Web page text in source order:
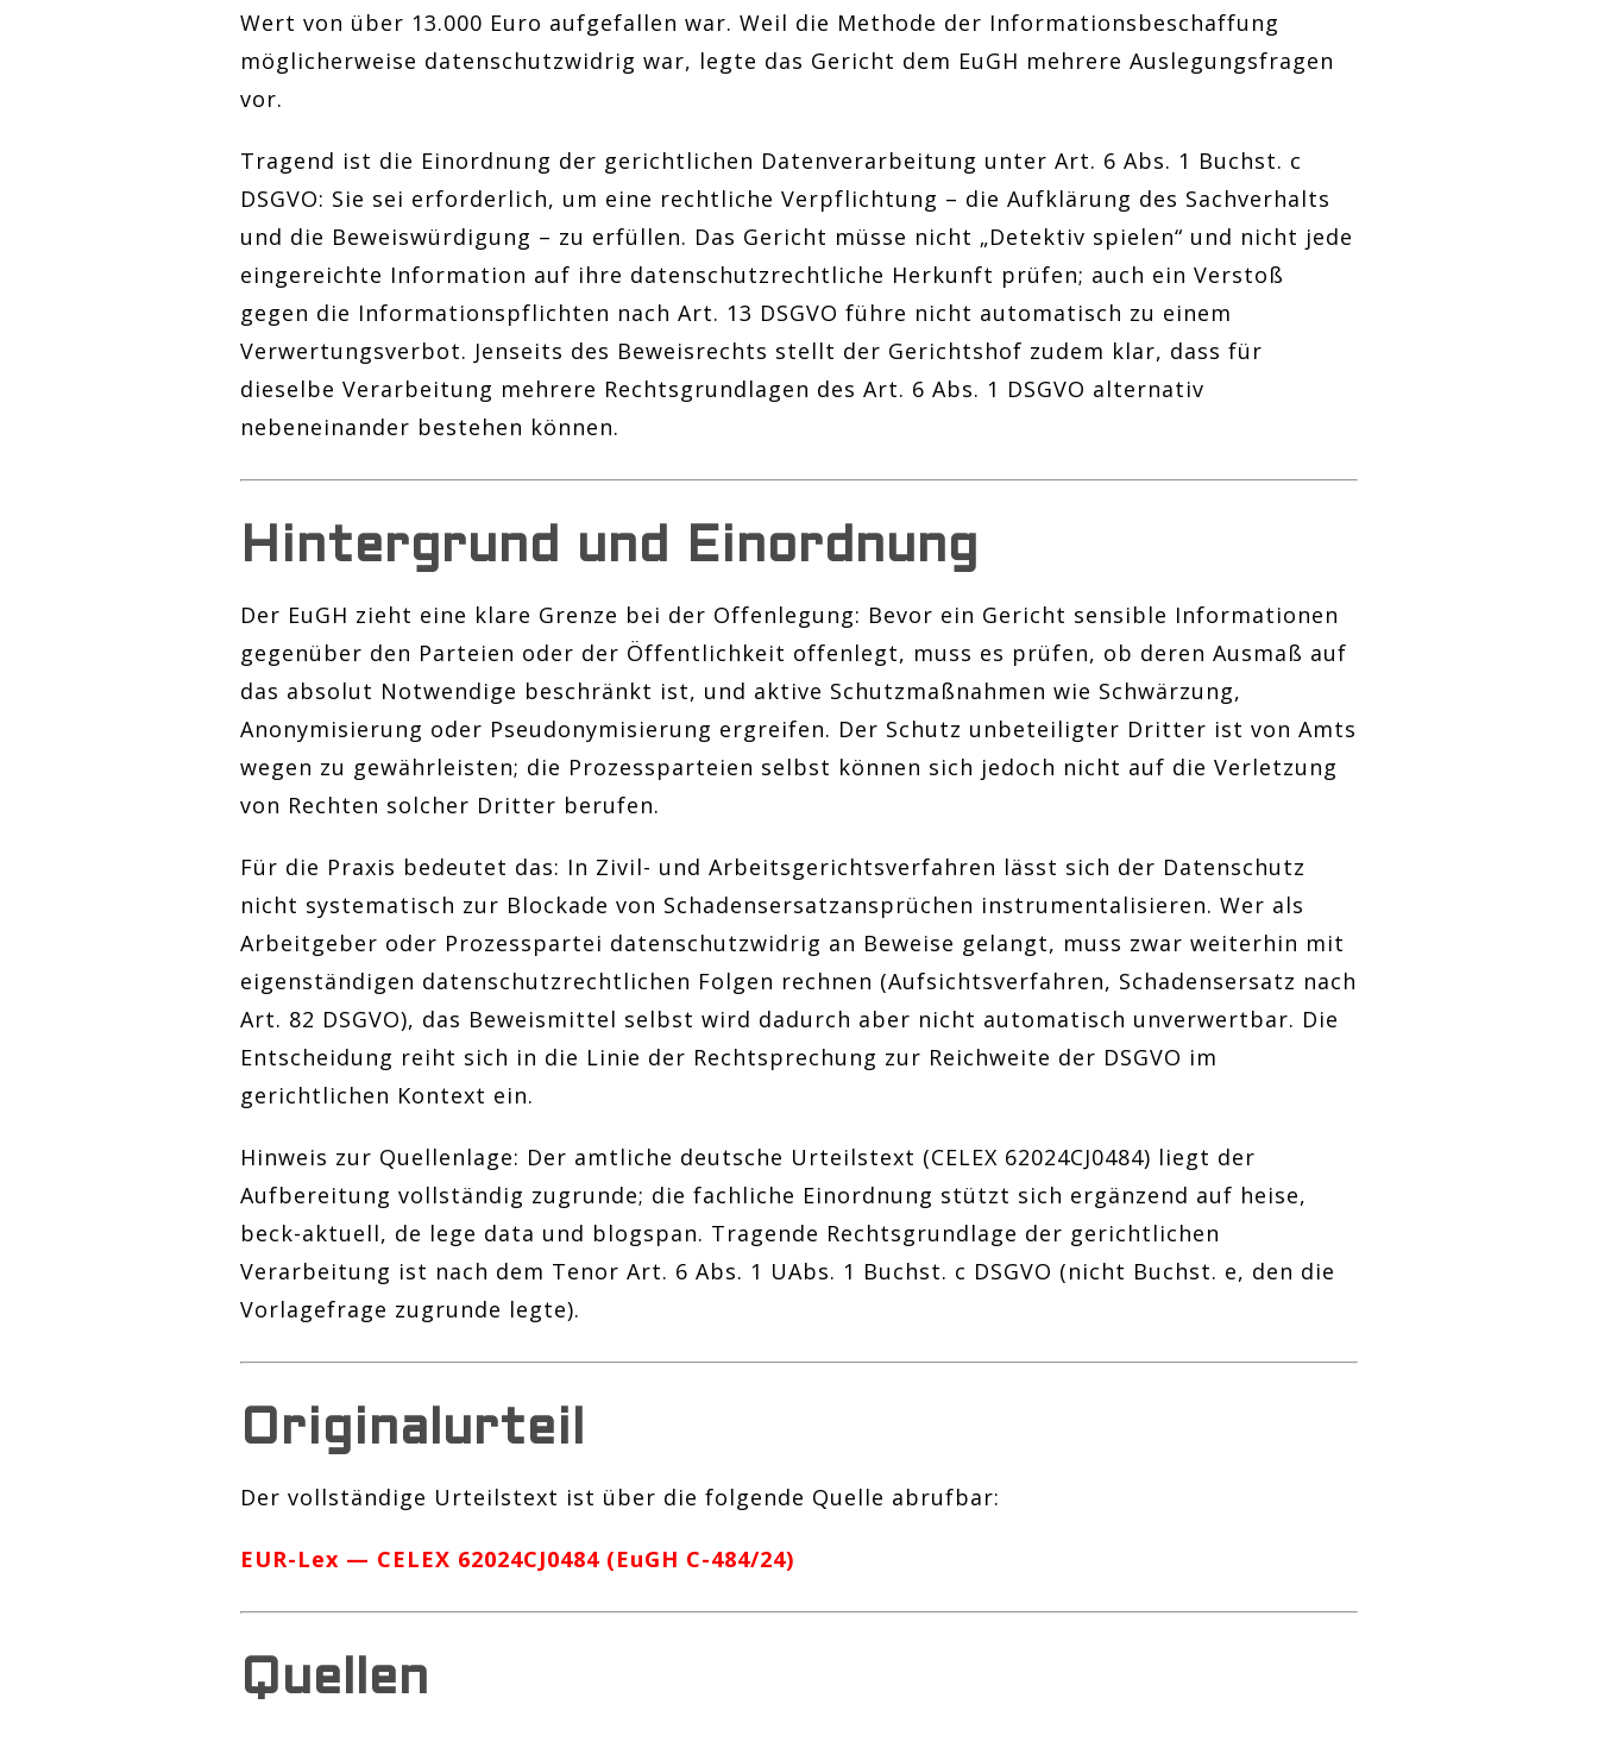
Wert von über 13.000 Euro aufgefallen war. Weil die Methode der Informationsbeschaffung
möglicherweise datenschutzwidrig war, legte das Gericht dem EuGH mehrere Auslegungsfragen
vor.
Tragend ist die Einordnung der gerichtlichen Datenverarbeitung unter Art. 6 Abs. 1 Buchst. c
DSGVO: Sie sei erforderlich, um eine rechtliche Verpflichtung – die Aufklärung des Sachverhalts
und die Beweiswürdigung – zu erfüllen. Das Gericht müsse nicht „Detektiv spielen“ und nicht jede
eingereichte Information auf ihre datenschutzrechtliche Herkunft prüfen; auch ein Verstoß
gegen die Informationspflichten nach Art. 13 DSGVO führe nicht automatisch zu einem
Verwertungsverbot. Jenseits des Beweisrechts stellt der Gerichtshof zudem klar, dass für
dieselbe Verarbeitung mehrere Rechtsgrundlagen des Art. 6 Abs. 1 DSGVO alternativ
nebeneinander bestehen können.
Hintergrund und Einordnung
Der EuGH zieht eine klare Grenze bei der Offenlegung: Bevor ein Gericht sensible Informationen
gegenüber den Parteien oder der Öffentlichkeit offenlegt, muss es prüfen, ob deren Ausmaß auf
das absolut Notwendige beschränkt ist, und aktive Schutzmaßnahmen wie Schwärzung,
Anonymisierung oder Pseudonymisierung ergreifen. Der Schutz unbeteiligter Dritter ist von Amts
wegen zu gewährleisten; die Prozessparteien selbst können sich jedoch nicht auf die Verletzung
von Rechten solcher Dritter berufen.
Für die Praxis bedeutet das: In Zivil- und Arbeitsgerichtsverfahren lässt sich der Datenschutz
nicht systematisch zur Blockade von Schadensersatzansprüchen instrumentalisieren. Wer als
Arbeitgeber oder Prozesspartei datenschutzwidrig an Beweise gelangt, muss zwar weiterhin mit
eigenständigen datenschutzrechtlichen Folgen rechnen (Aufsichtsverfahren, Schadensersatz nach
Art. 82 DSGVO), das Beweismittel selbst wird dadurch aber nicht automatisch unverwertbar. Die
Entscheidung reiht sich in die Linie der Rechtsprechung zur Reichweite der DSGVO im
gerichtlichen Kontext ein.
Hinweis zur Quellenlage: Der amtliche deutsche Urteilstext (CELEX 62024CJ0484) liegt der
Aufbereitung vollständig zugrunde; die fachliche Einordnung stützt sich ergänzend auf heise,
beck-aktuell, de lege data und blogspan. Tragende Rechtsgrundlage der gerichtlichen
Verarbeitung ist nach dem Tenor Art. 6 Abs. 1 UAbs. 1 Buchst. c DSGVO (nicht Buchst. e, den die
Vorlagefrage zugrunde legte).
Originalurteil
Der vollständige Urteilstext ist über die folgende Quelle abrufbar:
EUR-Lex — CELEX 62024CJ0484 (EuGH C-484/24)
Quellen